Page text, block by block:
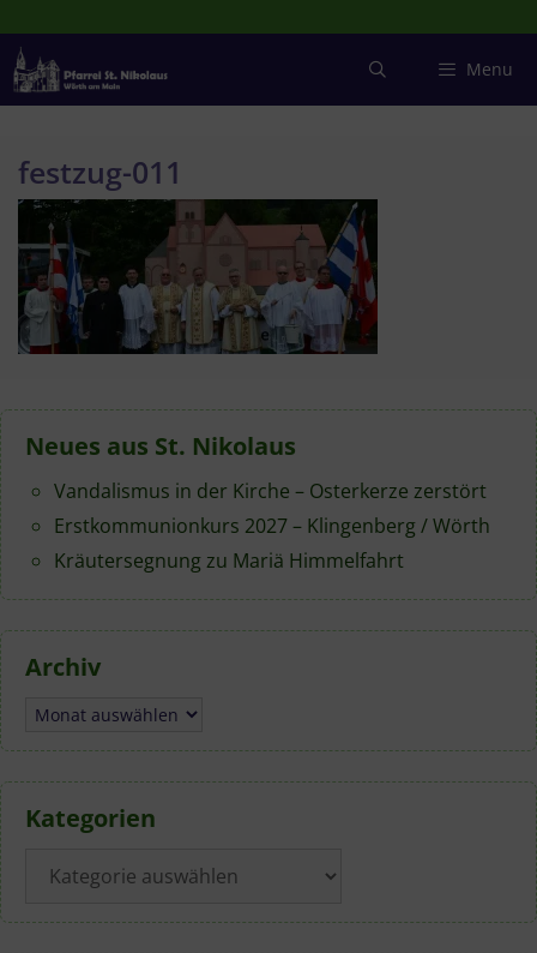
Inhalt
springen
Menu
festzug-011
Neues aus St. Nikolaus
Vandalismus in der Kirche – Osterkerze zerstört
Erstkommunionkurs 2027 – Klingenberg / Wörth
Kräutersegnung zu Mariä Himmelfahrt
Archiv
Archiv
Kategorien